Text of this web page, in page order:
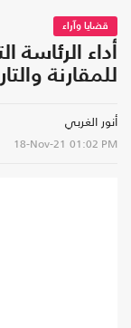
قضايا وآراء
أداء الرئاسة
للمقارنة والتاريخ
أنور الغربي
18-Nov-21 01:02 PM